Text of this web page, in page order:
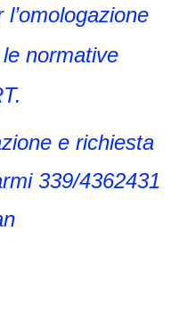
normative
e richiesta
339/4362431